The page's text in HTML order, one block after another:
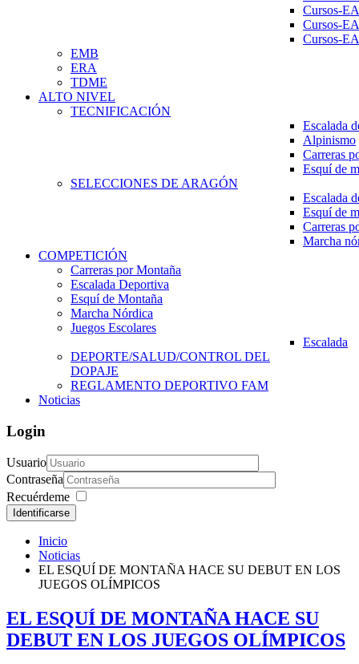
Cursos-
Cursos-
Cursos-
EMB
ERA
TDME
ALTO NIVEL
TECNIFICACIÓN
Escalada
Alpinismo
Carreras
Esquí de
SELECCIONES DE ARAGÓN
Escalada
Esquí de
Carreras
Marcha
COMPETICIÓN
Carreras por Montaña
Escalada Deportiva
Esquí de Montaña
Marcha Nórdica
Juegos Escolares
Escalada
DEPORTE/SALUD/CONTROL DEL
DOPAJE
REGLAMENTO DEPORTIVO FAM
Noticias
Login
Usuario
Contraseña
Recuérdeme
Identificarse
Inicio
Noticias
EL ESQUÍ DE MONTAÑA HACE SU DEBUT EN LOS
JUEGOS OLÍMPICOS
EL ESQUÍ DE MONTAÑA HACE SU
DEBUT EN LOS JUEGOS OLÍMPICOS